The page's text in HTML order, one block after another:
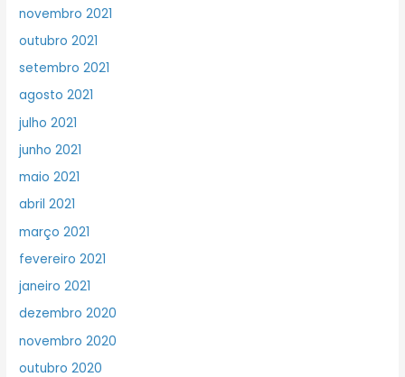
novembro 2021
outubro 2021
setembro 2021
agosto 2021
julho 2021
junho 2021
maio 2021
abril 2021
março 2021
fevereiro 2021
janeiro 2021
dezembro 2020
novembro 2020
outubro 2020